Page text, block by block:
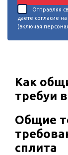
Отправляя
даете согласие на
(включая
Как
требуи
Общие
сплита